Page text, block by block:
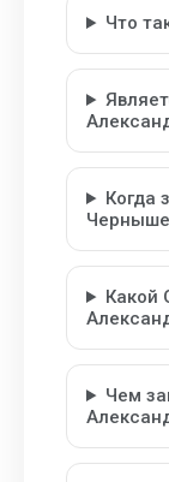
Что
Когда
Какой
Чем